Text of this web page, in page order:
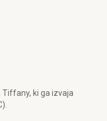
Tiffany, ki ga izvaja